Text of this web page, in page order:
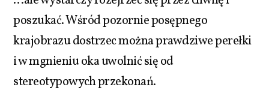
poszukać. Wśród pozornie posępnego
krajobrazu dostrzec można prawdziwe perełki
i w mgnieniu oka uwolnić się od
stereotypowych przekonań.